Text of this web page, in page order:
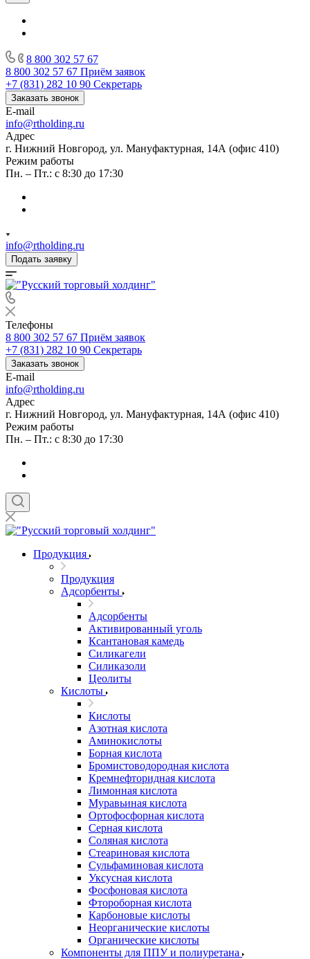
8 800 302 57 67
8 800 302 57 67 Приём заявок
+7 (831) 282 10 90 Секретарь
Заказать звонок
E-mail
info@rtholding.ru
Адрес
г. Нижний Новгород, ул. Мануфактурная, 14А (офис 410)
Режим работы
Пн. – Пт.: с 8:30 до 17:30
info@rtholding.ru
Подать заявку
Телефоны
8 800 302 57 67 Приём заявок
+7 (831) 282 10 90 Секретарь
Заказать звонок
E-mail
info@rtholding.ru
Адрес
г. Нижний Новгород, ул. Мануфактурная, 14А (офис 410)
Режим работы
Пн. – Пт.: с 8:30 до 17:30
Продукция
Продукция
Адсорбенты
Адсорбенты
Активированный уголь
Ксантановая камедь
Силикагели
Силиказоли
Цеолиты
Кислоты
Кислоты
Азотная кислота
Аминокислоты
Борная кислота
Бромистоводородная кислота
Кремнефторидная кислота
Лимонная кислота
Муравьиная кислота
Ортофосфорная кислота
Серная кислота
Соляная кислота
Стеариновая кислота
Сульфаминовая кислота
Уксусная кислота
Фосфоновая кислота
Фтороборная кислота
Карбоновые кислоты
Неорганические кислоты
Органические кислоты
Компоненты для ППУ и полиуретана